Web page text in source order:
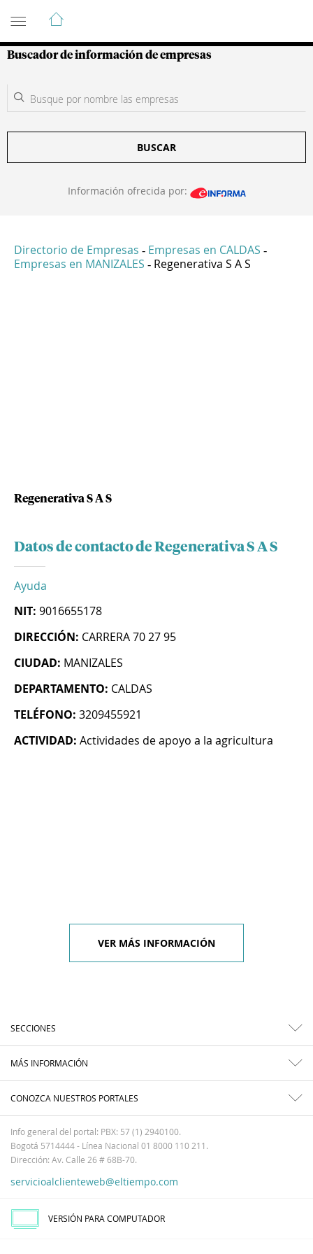
Guía de Empresas Colombianas
Buscador de información de empresas
BUSCAR
Información ofrecida por:
Directorio de Empresas - Empresas en CALDAS -
Empresas en MANIZALES - Regenerativa S A S
Regenerativa S A S
Datos de contacto de Regenerativa S A S
Ayuda
NIT: 9016655178
DIRECCIÓN: CARRERA 70 27 95
CIUDAD: MANIZALES
DEPARTAMENTO: CALDAS
TELÉFONO: 3209455921
ACTIVIDAD: Actividades de apoyo a la agricultura
VER MÁS INFORMACIÓN
SECCIONES
MÁS INFORMACIÓN
CONOZCA NUESTROS PORTALES
Info general del portal: PBX: 57 (1) 2940100.
Bogotá 5714444 - Línea Nacional 01 8000 110 211.
Dirección: Av. Calle 26 # 68B-70.
servicioalclienteweb@eltiempo.com
VERSIÓN PARA COMPUTADOR